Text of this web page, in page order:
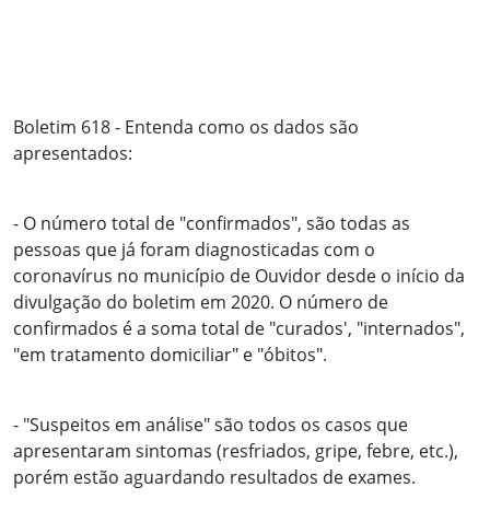
Boletim 618 - Entenda como os dados são
apresentados:
- O número total de "confirmados", são todas as
pessoas que já foram diagnosticadas com o
coronavírus no município de Ouvidor desde o início da
divulgação do boletim em 2020. O número de
confirmados é a soma total de "curados', "internados",
"em tratamento domiciliar" e "óbitos".
- "Suspeitos em análise" são todos os casos que
apresentaram sintomas (resfriados, gripe, febre, etc.),
porém estão aguardando resultados de exames.